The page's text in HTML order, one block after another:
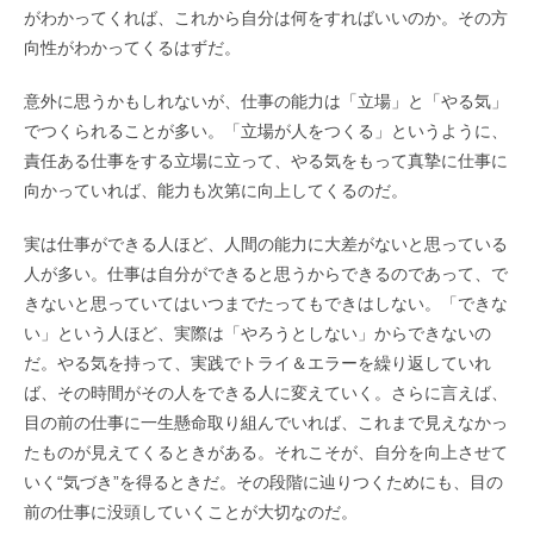
がわかってくれば、これから自分は何をすればいいのか。その方
向性がわかってくるはずだ。
意外に思うかもしれないが、仕事の能力は「立場」と「やる気」
でつくられることが多い。「立場が人をつくる」というように、
責任ある仕事をする立場に立って、やる気をもって真摯に仕事に
向かっていれば、能力も次第に向上してくるのだ。
実は仕事ができる人ほど、人間の能力に大差がないと思っている
人が多い。仕事は自分ができると思うからできるのであって、で
きないと思っていてはいつまでたってもできはしない。「できな
い」という人ほど、実際は「やろうとしない」からできないの
だ。やる気を持って、実践でトライ＆エラーを繰り返していれ
ば、その時間がその人をできる人に変えていく。さらに言えば、
目の前の仕事に一生懸命取り組んでいれば、これまで見えなかっ
たものが見えてくるときがある。それこそが、自分を向上させて
いく “気づき”を得るときだ。その段階に辿りつくためにも、目の
前の仕事に没頭していくことが大切なのだ。